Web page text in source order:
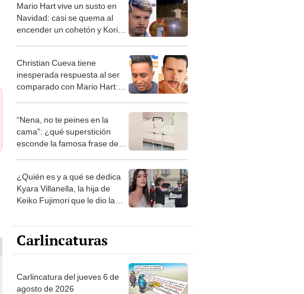
Mario Hart vive un susto en
Navidad: casi se quema al
encender un cohetón y Korina
Christian Cueva tiene
inesperada respuesta al ser
comparado con Mario Hart:
“Nena, no te peines en la
cama”: ¿qué superstición
esconde la famosa frase de
¿Quién es y a qué se dedica
Kyara Villanella, la hija de
Keiko Fujimori que le dio la
Carlincaturas
Carlincatura del jueves 6 de
agosto de 2026